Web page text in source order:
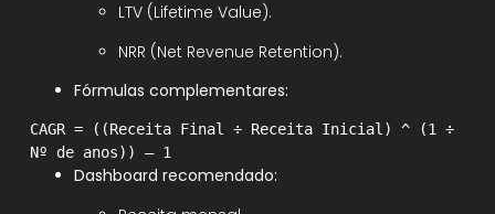
LTV (Lifetime Value).
NRR (Net Revenue Retention).
Fórmulas complementares:
CAGR= ((Receita Final ÷ Receita Inicial) ^ (1÷
Nº de anos)) – 1
Dashboard recomendado: